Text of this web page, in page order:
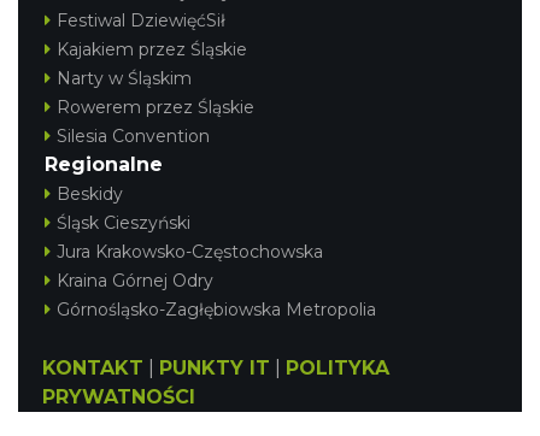
Festiwal DziewięćSił
Kajakiem przez Śląskie
Narty w Śląskim
Rowerem przez Śląskie
Silesia Convention
Regionalne
Beskidy
Śląsk Cieszyński
Jura Krakowsko-Częstochowska
Kraina Górnej Odry
Górnośląsko-Zagłębiowska Metropolia
KONTAKT PUNKTY IT
POLITYKA
PRYWATNOŚCI